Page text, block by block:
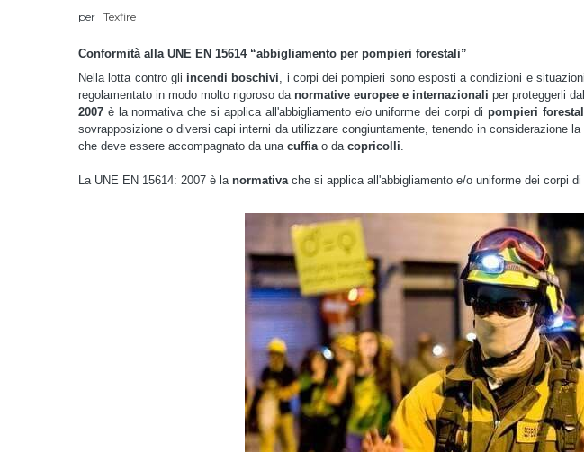
per Texfire
Conformità alla UNE EN 15614 “abbigliamento per pompieri forestali”
Nella lotta contro gli incendi boschivi, i corpi dei pompieri sono esposti a condizioni e
regolamentato in modo molto rigoroso danormative europee e internazionali per proteggerli
2007 è la normativa che si applica all'abbigliamento e/o uniforme dei corpi di pompieri
sovrapposizione o diversi capi interni da utilizzare congiuntamente, tenendo in considerazione
che deve essere accompagnato da una cuffiao da copricolli.
La UNE EN 15614: 2007 è la normativache si applica all'abbigliamento e/o uniforme dei corpi di